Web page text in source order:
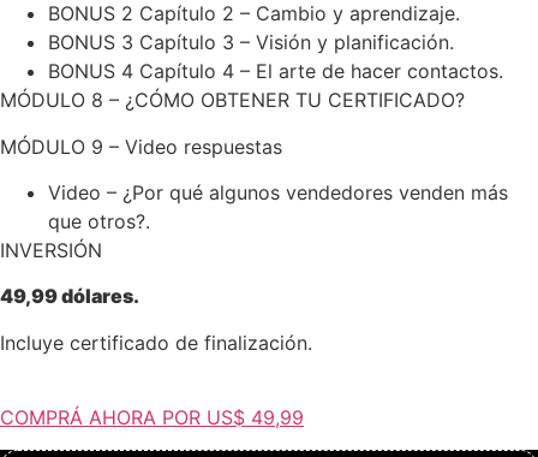
BONUS 2 Capítulo 2 – Cambio y aprendizaje.
BONUS 3 Capítulo 3 – Visión y planificación.
BONUS 4 Capítulo 4 – El arte de hacer contactos.
MÓDULO 8 – ¿CÓMO OBTENER TU CERTIFICADO?
MÓDULO 9 – Video respuestas
Video – ¿Por qué algunos vendedores venden más
que otros?.
INVERSIÓN
49,99 dólares.
Incluye certificado de finalización.
COMPRÁ AHORA POR US$ 49,99